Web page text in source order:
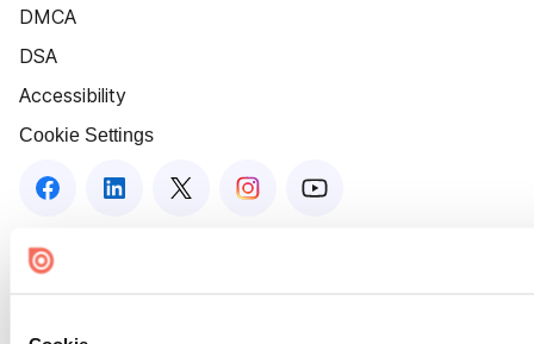
DMCA
DSA
Accessibility
Cookie Settings